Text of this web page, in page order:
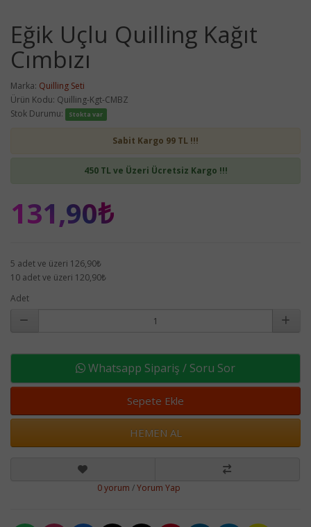
Eğik Uçlu Quilling Kağıt
Cımbızı
Marka: Quilling Seti
Ürün Kodu: Quilling-Kgt-CMBZ
Stok Durumu:
Stokta var
Sabit Kargo 99 TL !!!
450 TL ve Üzeri Ücretsiz Kargo !!!
131,90₺
5 adet ve üzeri 126,90₺
10 adet ve üzeri 120,90₺
Adet
Whatsapp Sipariş / Soru Sor
Sepete Ekle
HEMEN AL
0 yorum /Yorum Yap